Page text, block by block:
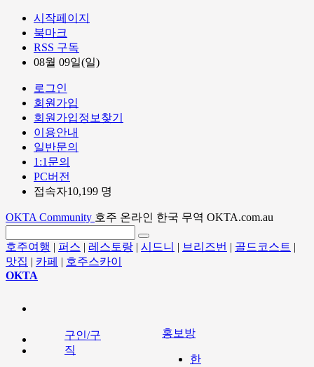
시작페이지
북마크
RSS 구독
08월 09일(일)
로그인
회원가입
회원가입정보찾기
이용안내
일반문의
1:1문의
PC버전
접속자10,199 명
OKTA Community 호주 온라인 한국 무역 OKTA.com.au
호주여행 | 퍼스 | 레스토랑 | 시드니 | 브리즈번 | 골드코스트 |
맛집 | 카페 | 호주스카이
OKTA
구인/구
직
홍보방
한